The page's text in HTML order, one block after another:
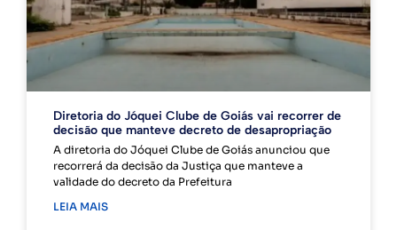
Diretoria do Jóquei Clube de Goiás vai recorrer de
decisão que manteve decreto de desapropriação
A diretoria do Jóquei Clube de Goiás anunciou que
recorrerá da decisão da Justiça que manteve a
validade do decreto da Prefeitura
LEIA MAIS